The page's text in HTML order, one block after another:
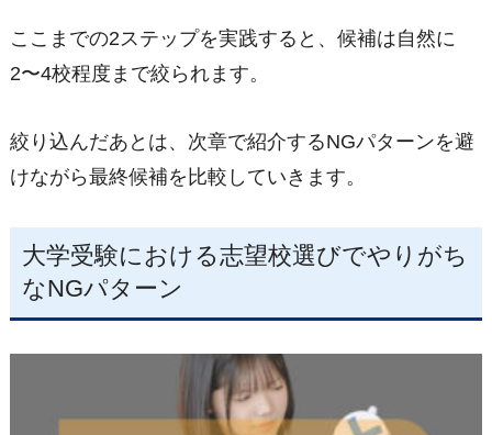
ここまでの2ステップを実践すると、候補は自然に
2〜4校程度まで絞られます。
絞り込んだあとは、次章で紹介するNGパターンを避
けながら最終候補を比較していきます。
大学受験における志望校選びでやりがち
なNGパターン